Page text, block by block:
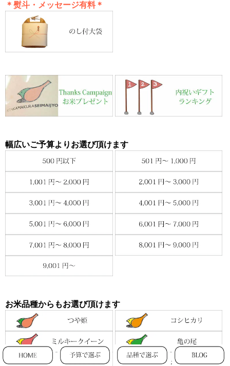
＊熨斗・メッセージ有料＊
幅広いご予算よりお選び頂けます
お米品種からもお選び頂けます